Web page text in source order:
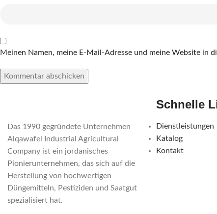
Meinen Namen, meine E-Mail-Adresse und meine Website in
Das 1990 gegründete Unternehmen
Alqawafel Industrial Agricultural
Company ist ein jordanisches
Pionierunternehmen, das sich auf die
Herstellung von hochwertigen
Düngemitteln, Pestiziden und Saatgut
spezialisiert hat.
Schnelle
Dienstleistungen
Katalog
Kontakt